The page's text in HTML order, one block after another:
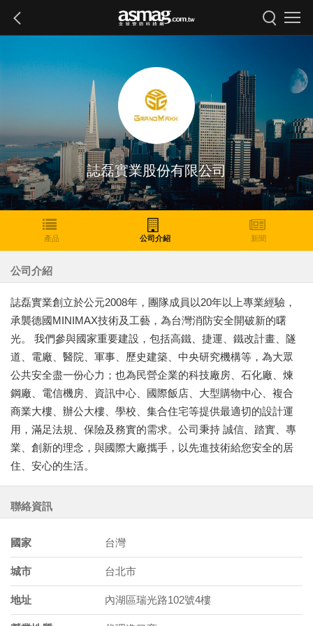
誌磊實業股份有限公司
產品 公司介紹 新聞
公司介紹
誌磊實業創立於公元2008年，團隊成員以20年以上專業經驗，
承襲德國MINIMAX技術及工藝，為台灣消防安全開破新的曙
光。 我們參與國家重要建設，包括高鐵、捷運、鐵改計畫、隧
道、電廠、醫院、軍事、歷史建築、中央研究機構等，為大眾
公共安全盡一份心力；也為民營企業的科技廠房、石化廠、煉
鋼廠、電信機房、資訊中心、國際飯店、大型購物中心、複合
商業大樓、辦公大樓、學校、集合住宅等提供最適切的設計運
用，滿足法規、保險及務實的需求。公司秉持 誠信、踏實、專
業、創新的理念，與國際大廠攜手，以先進技術給您安全的居
住、安心的生活。
聯絡資訊
國家 台灣
城市 台北市
地址 內湖區瑞光路102號4樓